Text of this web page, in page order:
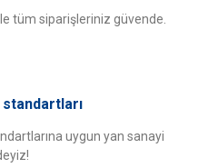
pahalı.
olmalı.
tüm siparişleriniz güvende.
standartları
uygun yan sanayi